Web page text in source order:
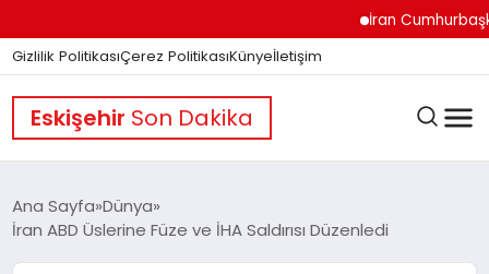
İran Cumhurbaşkanı
Gizlilik PolitikasıÇerez PolitikasıKünyeİletişim
Eskişehir Son Dakika
GÜNDEM
Ana Sayfa Dünya
İran ABD Üslerine Füze ve İHA Saldırısı Düzenledi